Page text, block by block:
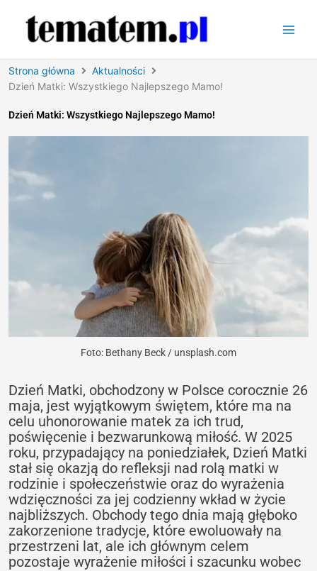
Strona główna
Aktualności
Dzień Matki: Wszystkiego Najlepszego Mamo!
Dzień Matki: Wszystkiego Najlepszego Mamo!
Foto: Bethany Beck / unsplash.com
Dzień Matki, obchodzony w Polsce corocznie 26
maja, jest wyjątkowym świętem, które ma na
celu uhonorowanie matek za ich trud,
poświęcenie i bezwarunkową miłość. W 2025
roku, przypadający na poniedziałek, Dzień Matki
stał się okazją do refleksji nad rolą matki w
rodzinie i społeczeństwie oraz do wyrażenia
wdzięczności za jej codzienny wkład w życie
najbliższych. Obchody tego dnia mają głęboko
zakorzenione tradycje, które ewoluowały na
przestrzeni lat, ale ich głównym celem
pozostaje wyrażenie miłości i szacunku wobec